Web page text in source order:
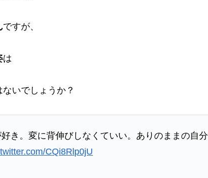
ですが、
は
いでしょうか？
き。変に背伸びしなくていい。ありのままの自分
CQi8Rlp0jU